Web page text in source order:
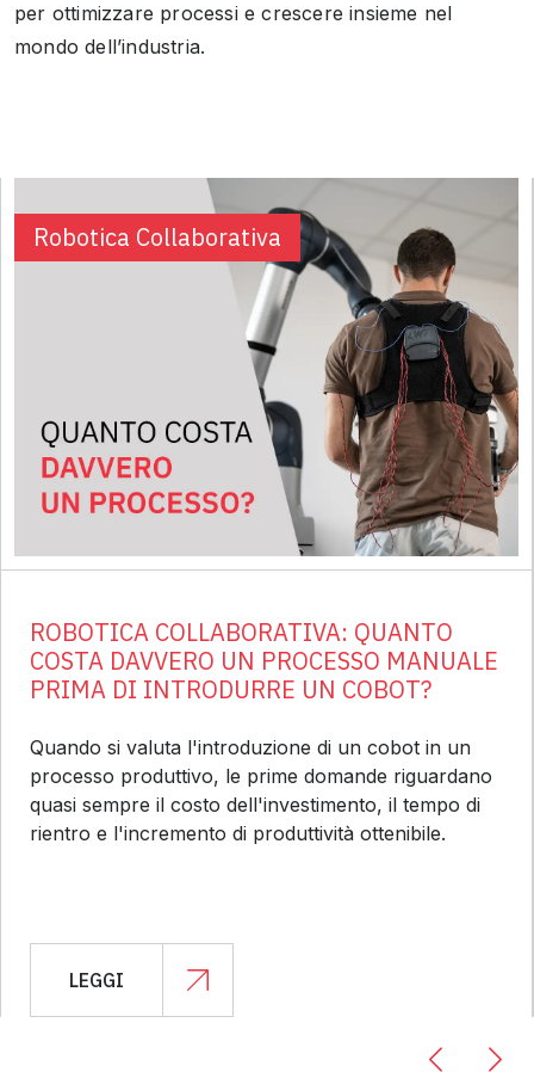
per ottimizzare processi e crescere insieme nel
mondo dell’industria.
Robotica Collaborativa
ROBOTICA COLLABORATIVA: QUANTO
COSTA DAVVERO UN PROCESSO MANUALE
PRIMA DI INTRODURRE UN COBOT?
Quando si valuta l'introduzione di un cobot in un
processo produttivo, le prime domande riguardano
quasi sempre il costo dell'investimento, il tempo di
rientro e l'incremento di produttività ottenibile.
LEGGI